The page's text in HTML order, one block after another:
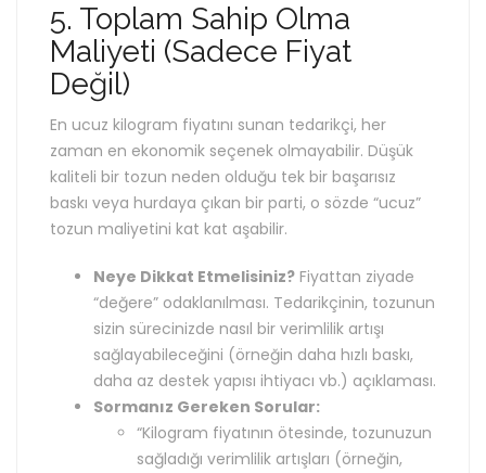
5. Toplam Sahip Olma
Maliyeti (Sadece Fiyat
Değil)
En ucuz kilogram fiyatını sunan tedarikçi, her
zaman en ekonomik seçenek olmayabilir. Düşük
kaliteli bir tozun neden olduğu tek bir başarısız
baskı veya hurdaya çıkan bir parti, o sözde “ucuz”
tozun maliyetini kat kat aşabilir.
Neye Dikkat Etmelisiniz? Fiyattan ziyade
“değere” odaklanılması. Tedarikçinin, tozunun
sizin sürecinizde nasıl bir verimlilik artışı
sağlayabileceğini (örneğin daha hızlı baskı,
daha az destek yapısı ihtiyacı vb.) açıklaması.
Sormanız Gereken Sorular:
“Kilogram fiyatının ötesinde, tozunuzun
sağladığı verimlilik artışları (örneğin,